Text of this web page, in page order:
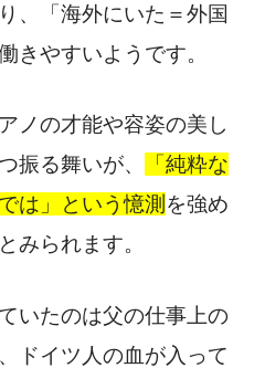
、「海外にいた＝外国
きやすいようです。
ノの才能や容姿の美し
振る舞いが、
「純粋な
は」という憶測 を強め
みられます。
いたのは父の仕事上の
ドイツ人の血が入って